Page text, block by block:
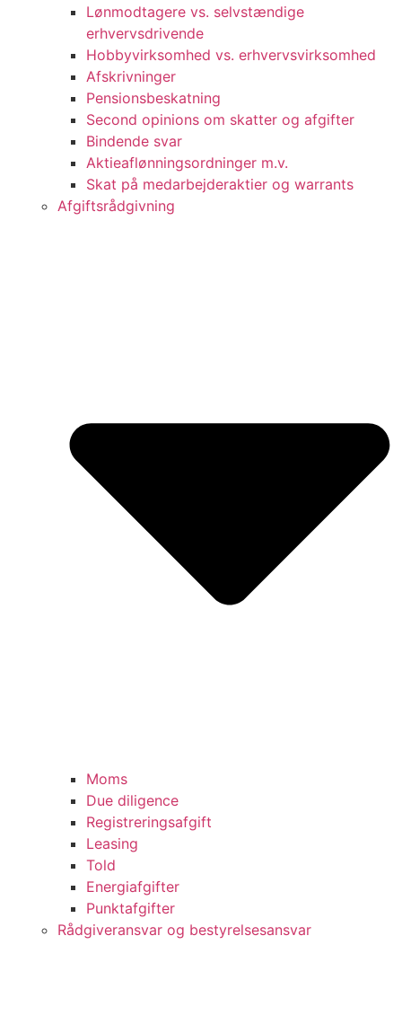
Lønmodtagere vs. selvstændige
erhvervsdrivende
Hobbyvirksomhed vs. erhvervsvirksomhed
Afskrivninger
Pensionsbeskatning
Second opinions om skatter og afgifter
Bindende svar
Aktieaflønningsordninger m.v.
Skat på medarbejderaktier og warrants
Afgiftsrådgivning
Moms
Due diligence
Registreringsafgift
Leasing
Told
Energiafgifter
Punktafgifter
Rådgiveransvar og bestyrelsesansvar